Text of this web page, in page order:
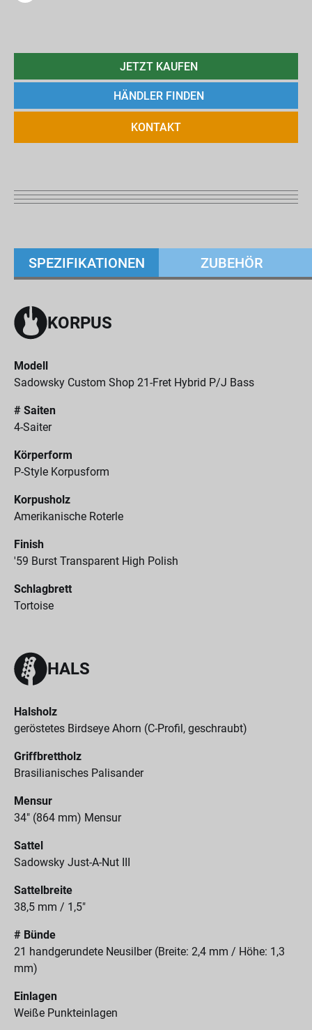
JETZT KAUFEN
HÄNDLER FINDEN
KONTAKT
SPEZIFIKATIONEN ZUBEHÖR
KORPUS
Modell
Sadowsky Custom Shop 21-Fret Hybrid P/J Bass
# Saiten
4-Saiter
Körperform
P-Style Korpusform
Korpusholz
Amerikanische Roterle
Finish
'59 Burst Transparent High Polish
Schlagbrett
Tortoise
HALS
Halsholz
geröstetes Birdseye Ahorn (C-Profil, geschraubt)
Griffbrettholz
Brasilianisches Palisander
Mensur
34" (864 mm) Mensur
Sattel
Sadowsky Just-A-Nut III
Sattelbreite
38,5 mm / 1,5"
# Bünde
21 handgerundete Neusilber (Breite: 2,4 mm / Höhe: 1,3
mm)
Einlagen
Weiße Punkteinlagen